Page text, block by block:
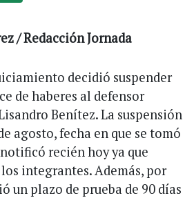
/ Redacción Jornada
decidió suspender
de haberes al defensor
Benítez. La suspensión
agosto, fecha en que se tomó
recién hoy ya que
integrantes. Además, por
un plazo de prueba de 90 días